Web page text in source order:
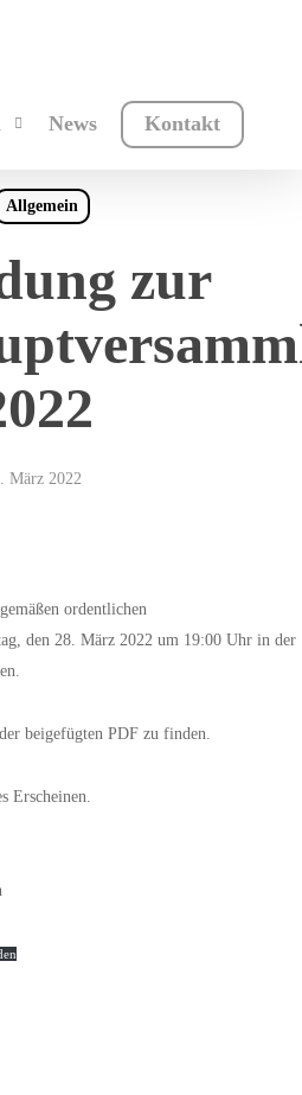
News
Kontakt
Allgemein
zur
März 2022
ordentlichen
den 28. März 2022 um 19:00 Uhr in der
beigefügten PDF zu finden.
Erscheinen.